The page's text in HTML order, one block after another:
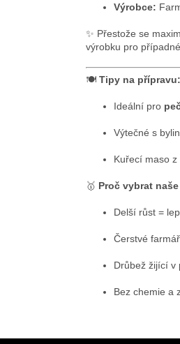
Výrobce:
✨ Přestože se
výrobku pro
🍽️ Tipy na přípravu:
Ideální pro
Výtečné s
Kuřecí maso z
🥇 Proč vybrat
Delší růst =
Čerstvé
Drůbež žijící v
Bez chemie a